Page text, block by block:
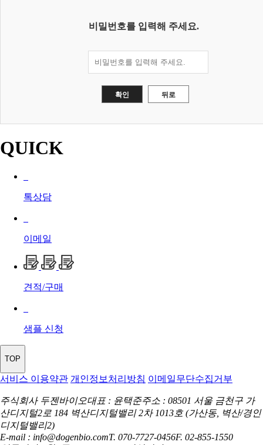
비밀번호를 입력해 주세요.
QUICK
톡상담
이메일
견적/구매
샘플 신청
TOP
서비스 이용약관 개인정보처리방침 이메일무단수집거부
주식회사 두젠바이오대표 : 윤택준주소 : 08501 서울 금천구 가
산디지털2로 184 벽산디지털밸리 2차1013호 (가산동, 벽산/경인
디지털밸리2)
E-mail : info@dogenbio.comT. 070-7727-0456F. 02-855-1550